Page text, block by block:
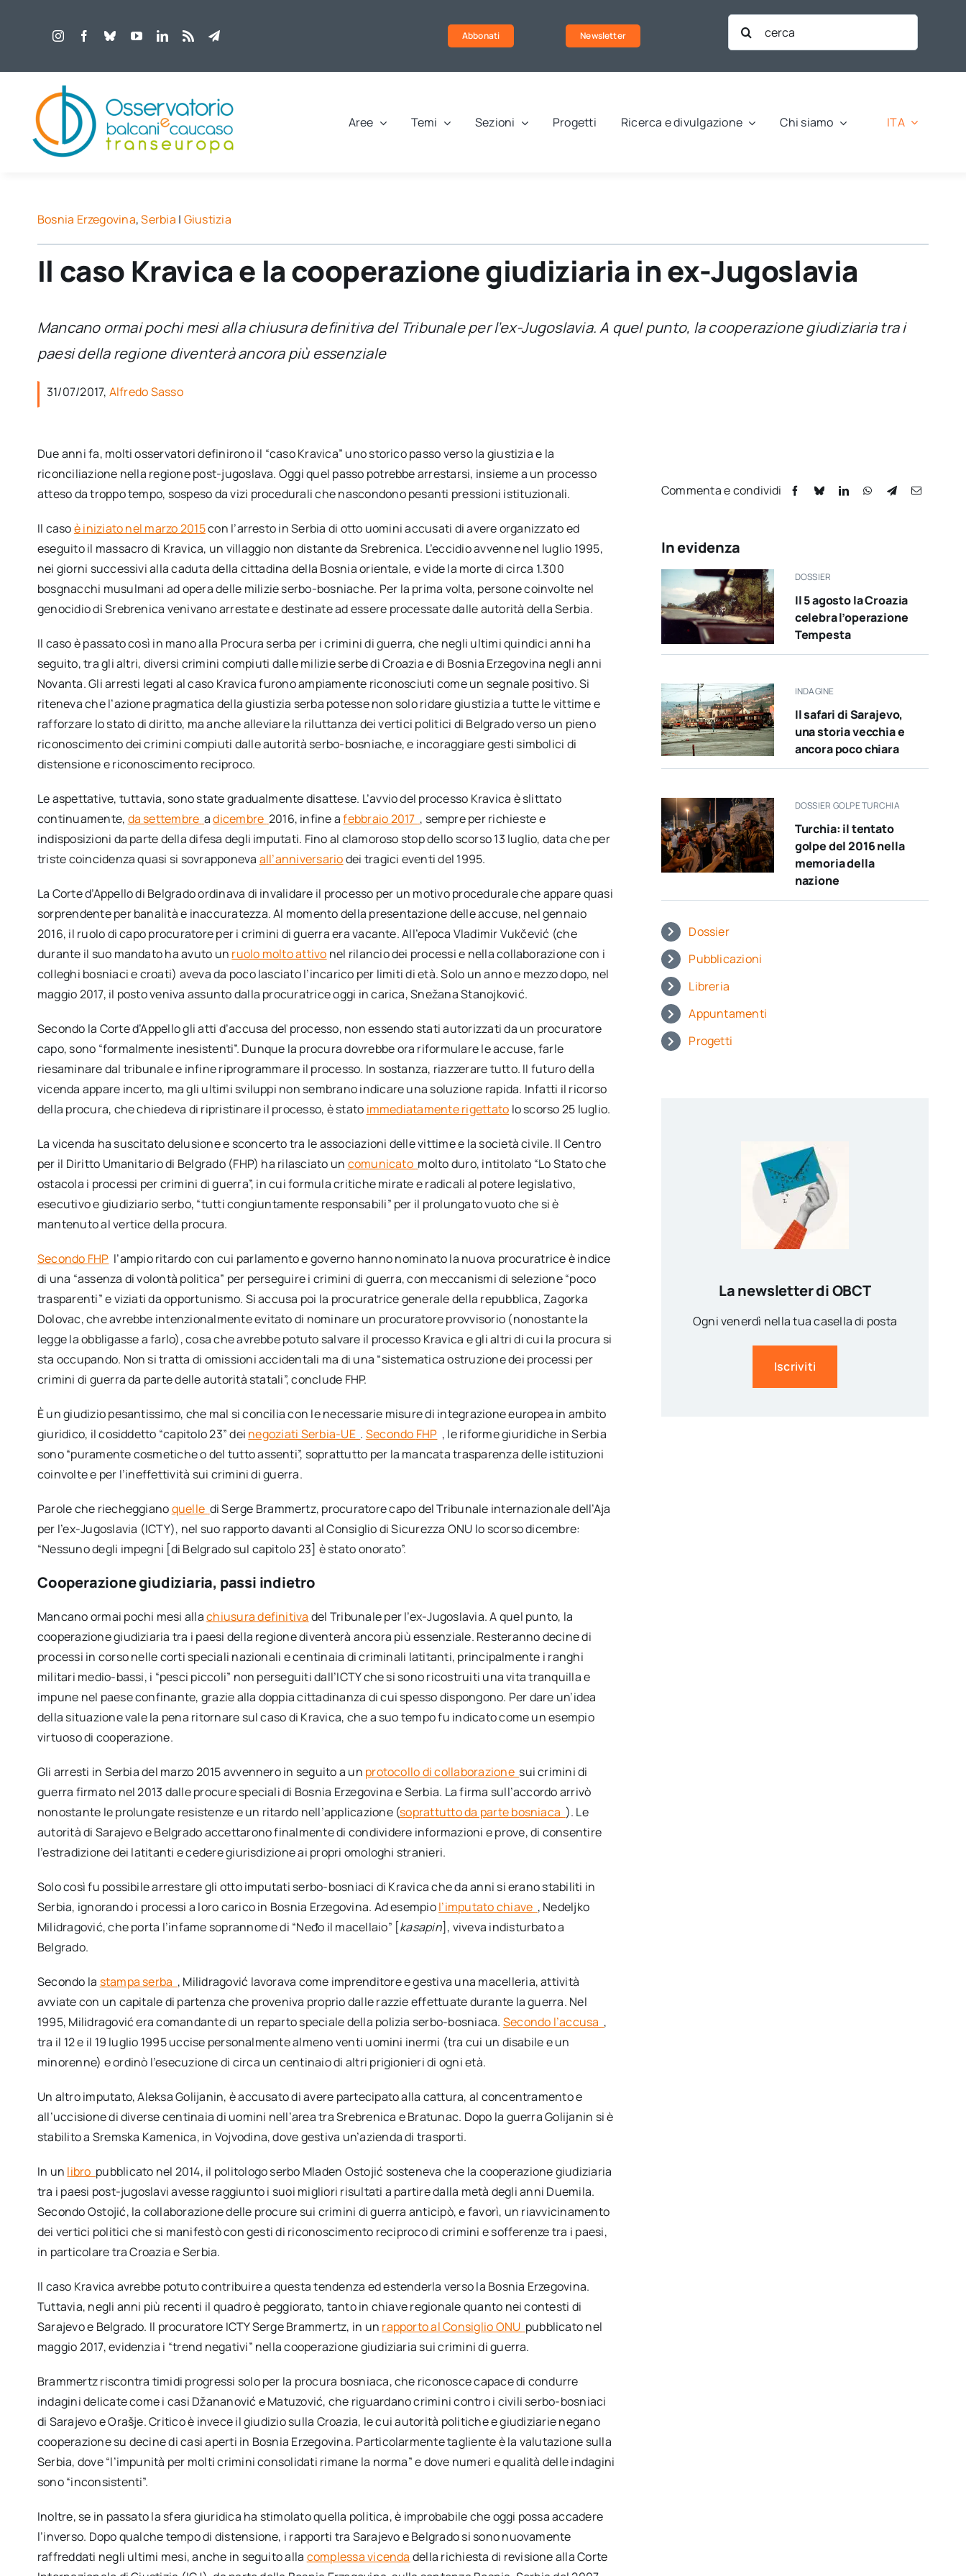
Abbonati Newsletter
Cerca
per:
Aree Temi Sezioni Progetti Ricerca e divulgazione Chi siamo ITA
Bosnia Erzegovina,Serbia | Giustizia
Il caso Kravica e la cooperazione giudiziaria in ex-Jugoslavia
Mancano ormai pochi mesi alla chiusura definitiva del Tribunale per l’ex-Jugoslavia. A quel punto, la cooperazione giudiziaria tra i
paesi della regione diventerà ancora più essenziale
31/07/2017, Alfredo Sasso
Due anni fa, molti osservatori definirono il “caso Kravica” uno storico passo verso la giustizia e la
riconciliazione nella regione post-jugoslava. Oggi quel passo potrebbe arrestarsi, insieme a un processo
atteso da troppo tempo, sospeso da vizi procedurali che nascondono pesanti pressioni istituzionali.
Il casoè iniziato nel marzo 2015con l’arresto in Serbia di otto uomini accusati di avere organizzato ed
eseguito il massacro di Kravica, un villaggio non distante da Srebrenica. L’eccidio avvenne nel luglio 1995,
nei giorni successivi alla caduta della cittadina della Bosnia orientale, e vide la morte di circa 1.300
bosgnacchi musulmani ad opera delle milizie serbo-bosniache. Per la prima volta, persone coinvolte nel
genocidio di Srebrenica venivano arrestate e destinate ad essere processate dalle autorità della Serbia.
Il caso è passato così in mano alla Procura serba per i crimini di guerra, che negli ultimi quindici anni ha
seguito, tra gli altri, diversi crimini compiuti dalle milizie serbe di Croazia e di Bosnia Erzegovina negli anni
Novanta. Gli arresti legati al caso Kravica furono ampiamente riconosciuti come un segnale positivo. Si
riteneva che l’azione pragmatica della giustizia serba potesse non solo ridare giustizia a tutte le vittime e
rafforzare lo stato di diritto, ma anche alleviare la riluttanza dei vertici politici di Belgrado verso un pieno
riconoscimento dei crimini compiuti dalle autorità serbo-bosniache, e incoraggiare gesti simbolici di
distensione e riconoscimento reciproco.
Le aspettative, tuttavia, sono state gradualmente disattese. L’avvio del processo Kravica è slittato
continuamente, da settembre adicembre 2016, infine afebbraio 2017 , sempre per richieste e
indisposizioni da parte della difesa degli imputati. Fino al clamoroso stop dello scorso 13 luglio, data che per
triste coincidenza quasi si sovrapponeva all’anniversariodei tragici eventi del 1995.
La Corte d’Appello di Belgrado ordinava di invalidare il processo per un motivo procedurale che appare quasi
sorprendente per banalità e inaccuratezza. Al momento della presentazione delle accuse, nel gennaio
2016, il ruolo di capo procuratore per i crimini di guerra era vacante. All’epoca Vladimir Vukčević (che
durante il suo mandato ha avuto un ruolo molto attivo nel rilancio dei processi e nella collaborazione con i
colleghi bosniaci e croati) aveva da poco lasciato l’incarico per limiti di età. Solo un anno e mezzo dopo, nel
maggio 2017, il posto veniva assunto dalla procuratrice oggi in carica, Snežana Stanojković.
Secondo la Corte d’Appello gli atti d’accusa del processo, non essendo stati autorizzati da un procuratore
capo, sono “formalmente inesistenti”. Dunque la procura dovrebbe ora riformulare le accuse, farle
riesaminare dal tribunale e infine riprogrammare il processo. In sostanza, riazzerare tutto. Il futuro della
vicenda appare incerto, ma gli ultimi sviluppi non sembrano indicare una soluzione rapida. Infatti il ricorso
della procura, che chiedeva di ripristinare il processo, è stato immediatamente rigettato lo scorso 25 luglio.
La vicenda ha suscitato delusione e sconcerto tra le associazioni delle vittime e la società civile. Il Centro
per il Diritto Umanitario di Belgrado (FHP) ha rilasciato un comunicato molto duro, intitolato “Lo Stato che
ostacola i processi per crimini di guerra”, in cui formula critiche mirate e radicali al potere legislativo,
esecutivo e giudiziario serbo, “tutti congiuntamente responsabili” per il prolungato vuoto che si è
mantenuto al vertice della procura.
Secondo FHP l’ampio ritardo con cui parlamento e governo hanno nominato la nuova procuratrice è indice
di una “assenza di volontà politica” per perseguire i crimini di guerra, con meccanismi di selezione “poco
trasparenti” e viziati da opportunismo. Si accusa poi la procuratrice generale della repubblica, Zagorka
Dolovac, che avrebbe intenzionalmente evitato di nominare un procuratore provvisorio (nonostante la
legge la obbligasse a farlo), cosa che avrebbe potuto salvare il processo Kravica e gli altri di cui la procura si
sta occupando. Non si tratta di omissioni accidentali ma di una “sistematica ostruzione dei processi per
crimini di guerra da parte delle autorità statali”, conclude FHP.
È un giudizio pesantissimo, che mal si concilia con le necessarie misure di integrazione europea in ambito
giuridico, il cosiddetto “capitolo 23” dei negoziati Serbia-UE . Secondo FHP , le riforme giuridiche in Serbia
sono “puramente cosmetiche o del tutto assenti”, soprattutto per la mancata trasparenza delle istituzioni
coinvolte e per l’ineffettività sui crimini di guerra.
Parole che riecheggianoquelle di Serge Brammertz, procuratore capo del Tribunale internazionale dell’Aja
per l’ex-Jugoslavia (ICTY), nel suo rapporto davanti al Consiglio di Sicurezza ONU lo scorso dicembre:
“Nessuno degli impegni [di Belgrado sul capitolo 23] è stato onorato”.
Cooperazione giudiziaria, passi indietro
Mancano ormai pochi mesi allachiusura definitiva del Tribunale per l’ex-Jugoslavia. A quel punto, la
cooperazione giudiziaria tra i paesi della regione diventerà ancora più essenziale. Resteranno decine di
processi in corso nelle corti speciali nazionali e centinaia di criminali latitanti, principalmente i ranghi
militari medio-bassi, i “pesci piccoli” non perseguiti dall’ICTY che si sono ricostruiti una vita tranquilla e
impune nel paese confinante, grazie alla doppia cittadinanza di cui spesso dispongono. Per dare un’idea
della situazione vale la pena ritornare sul caso di Kravica, che a suo tempo fu indicato come un esempio
virtuoso di cooperazione.
Gli arresti in Serbia del marzo 2015 avvennero in seguito a un protocollo di collaborazione sui crimini di
guerra firmato nel 2013 dalle procure speciali di Bosnia Erzegovina e Serbia. La firma sull’accordo arrivò
nonostante le prolungate resistenze e un ritardo nell’applicazione (soprattutto da parte bosniaca ). Le
autorità di Sarajevo e Belgrado accettarono finalmente di condividere informazioni e prove, di consentire
l’estradizione dei latitanti e cedere giurisdizione ai propri omologhi stranieri.
Solo così fu possibile arrestare gli otto imputati serbo-bosniaci di Kravica che da anni si erano stabiliti in
Serbia, ignorando i processi a loro carico in Bosnia Erzegovina. Ad esempiol’imputato chiave , Nedeljko
Milidragović, che porta l’infame soprannome di “Neđo il macellaio” [kasapin], viveva indisturbato a
Belgrado.
Secondo la stampa serba , Milidragović lavorava come imprenditore e gestiva una macelleria, attività
avviate con un capitale di partenza che proveniva proprio dalle razzie effettuate durante la guerra. Nel
1995, Milidragović era comandante di un reparto speciale della polizia serbo-bosniaca. Secondo l’accusa ,
tra il 12 e il 19 luglio 1995 uccise personalmente almeno venti uomini inermi (tra cui un disabile e un
minorenne) e ordinò l’esecuzione di circa un centinaio di altri prigionieri di ogni età.
Un altro imputato, Aleksa Golijanin, è accusato di avere partecipato alla cattura, al concentramento e
all’uccisione di diverse centinaia di uomini nell’area tra Srebrenica e Bratunac. Dopo la guerra Golijanin si è
stabilito a Sremska Kamenica, in Vojvodina, dove gestiva un’azienda di trasporti.
In un libro pubblicato nel 2014, il politologo serbo Mladen Ostojić sosteneva che la cooperazione giudiziaria
tra i paesi post-jugoslavi avesse raggiunto i suoi migliori risultati a partire dalla metà degli anni Duemila.
Secondo Ostojić, la collaborazione delle procure sui crimini di guerra anticipò, e favorì, un riavvicinamento
dei vertici politici che si manifestò con gesti di riconoscimento reciproco di crimini e sofferenze tra i paesi,
in particolare tra Croazia e Serbia.
Il caso Kravica avrebbe potuto contribuire a questa tendenza ed estenderla verso la Bosnia Erzegovina.
Tuttavia, negli anni più recenti il quadro è peggiorato, tanto in chiave regionale quanto nei contesti di
Sarajevo e Belgrado. Il procuratore ICTY Serge Brammertz, in un rapporto al Consiglio ONU pubblicato nel
maggio 2017, evidenzia i “trend negativi” nella cooperazione giudiziaria sui crimini di guerra.
Brammertz riscontra timidi progressi solo per la procura bosniaca, che riconosce capace di condurre
indagini delicate come i casi Džananović e Matuzović, che riguardano crimini contro i civili serbo-bosniaci
di Sarajevo e Orašje. Critico è invece il giudizio sulla Croazia, le cui autorità politiche e giudiziarie negano
cooperazione su decine di casi aperti in Bosnia Erzegovina. Particolarmente tagliente è la valutazione sulla
Serbia, dove “l’impunità per molti crimini consolidati rimane la norma” e dove numeri e qualità delle indagini
sono “inconsistenti”.
Inoltre, se in passato la sfera giuridica ha stimolato quella politica, è improbabile che oggi possa accadere
l’inverso. Dopo qualche tempo di distensione, i rapporti tra Sarajevo e Belgrado si sono nuovamente
raffreddati negli ultimi mesi, anche in seguito alla complessa vicenda della richiesta di revisione alla Corte
Commenta e condividi
In evidenza
DOSSIER
Il 5 agosto la Croazia
celebra l’operazione
Tempesta
INDAGINE
Il safari di Sarajevo,
una storia vecchia e
ancora poco chiara
DOSSIER GOLPE TURCHIA
Turchia: il tentato
golpe del 2016 nella
memoria della
nazione
Dossier
Pubblicazioni
Libreria
Appuntamenti
Progetti
La newsletter di OBCT
Ogni venerdì nella tua casella di posta
Iscriviti